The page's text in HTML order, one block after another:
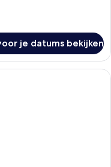
je datums bekijken
woonkamer met een